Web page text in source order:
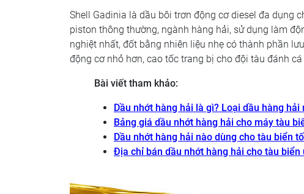
Shell Gadinia là dầu bôi trơn động cơ diesel đa dụng
piston thông thường, ngành hàng hải, sử dụng làm
nghiệt nhất, đốt bằng nhiên liệu nhẹ có thành phần
động cơ nhỏ hơn, cao tốc trang bị cho đội tàu đánh
Bài viết tham khảo:
Dầu nhớt hàng hải là gì? Loại dầu hàng
Bảng giá dầu nhớt hàng hải cho máy tàu
Dầu nhớt hàng hải nào dùng cho tàu biển
Địa chỉ bán dầu nhớt hàng hải cho tàu biển